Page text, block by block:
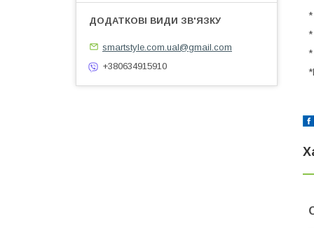
smartstyle.com.ual@gmail.com
+380634915910